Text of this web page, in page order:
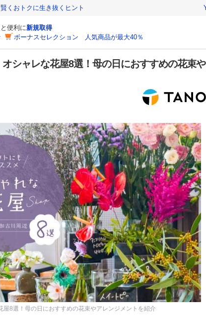
くおトクに生き抜くヒント
と便利に新規取得
ボーナスセレクション 人気商品が最大40％
オシャレな花屋8選！母の日におすすめの花束
屋8選！母の日におすすめの花束やアレンジメントを紹介